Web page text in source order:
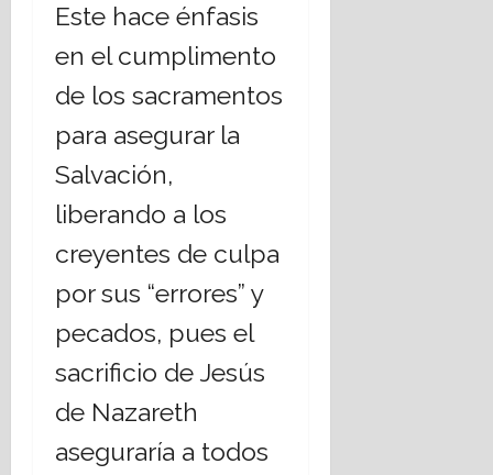
Este hace énfasis
en el cumplimento
de los sacramentos
para asegurar la
Salvación,
liberando a los
creyentes de culpa
por sus “errores” y
pecados, pues el
sacrificio de Jesús
de Nazareth
aseguraría a todos